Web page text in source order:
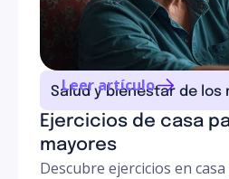
Salud y bienestar de los
Ejercicios de casa
mayores
Descubre ejercicios en
Leer artículo